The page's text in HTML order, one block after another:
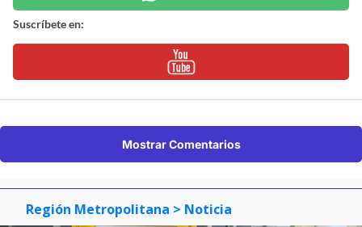
Suscríbete en:
Mostrar Comentarios
Región Metropolitana > Noticia